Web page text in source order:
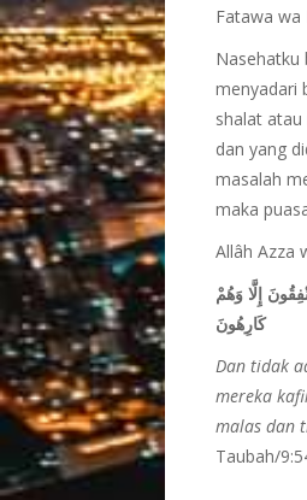
Fatawa wa
Nasehatku
menyadari
shalat
dan yang
masalah
maka
Allâh Azza
إِلَّا وَهُمْ
كَارِهُونَ
Dan tidak
mereka
malas dan
Taubah/